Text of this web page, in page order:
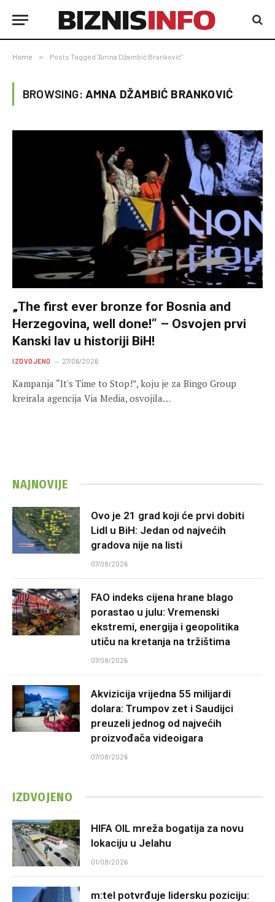
Home » Posts Tagged "Amna Džambić Branković"
BROWSING: AMNA DŽAMBIĆ BRANKOVIĆ
„The first ever bronze for Bosnia and
Herzegovina, well done!“ – Osvojen prvi
Kanski lav u historiji BiH!
IZDVOJENO 27/06/2026
Kampanja “It's Time to Stop!”, koju je za Bingo Group
kreirala agencija Via Media, osvojila…
NAJNOVIJE
Ovo je 21 grad koji će prvi dobiti
Lidl u BiH: Jedan od najvećih
gradova nije na listi
07/08/2026
FAO indeks cijena hrane blago
porastao u julu: Vremenski
ekstremi, energija i geopolitika
utiču na kretanja na tržištima
07/08/2026
Akvizicija vrijedna 55 milijardi
dolara: Trumpov zet i Saudijci
preuzeli jednog od najvećih
proizvođača videoigara
07/08/2026
IZDVOJENO
HIFA OIL mreža bogatija za novu
lokaciju u Jelahu
01/08/2026
m:tel potvrđuje lidersku poziciju: